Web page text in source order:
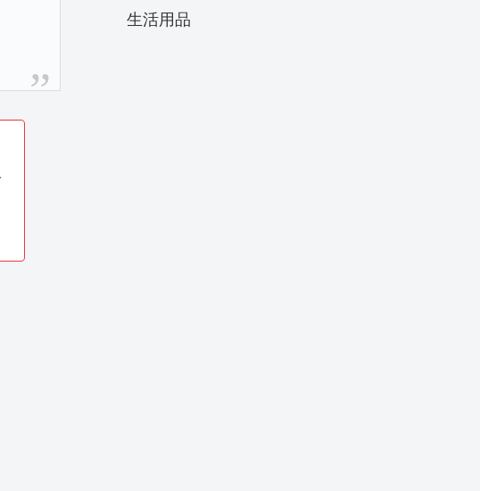
生活用品